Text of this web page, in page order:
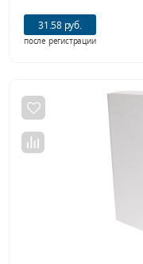
31.58 руб.
после регистрации